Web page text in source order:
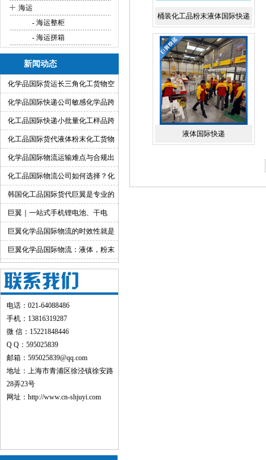
+ 海运
- 海运整柜
- 海运拼箱
新闻动态
化学品国际货运长三角化工货物空
运快递出口方案
化学品国际快递公司敏感化学品跨
境快递代理
化工品国际快递小批量化工样品跨
境运输渠道
化工品国际货代液体粉末化工货物
出口运输服务
化学品国际物流运输难点与合规出
货渠道详解
化工品国际物流公司如何选择？化
工货物跨境物流解决方案
韩国化工品国际货代巨翼是专业的
巨翼｜一站式手机锂电池、干电
池、纯电池国际快递出口
巨翼化学品国际物流的时效性就是
快！巨翼化学品国际物流：液体，粉末
均可邮寄
电话：021-64088486
手机：13816319287
微 信：15221848446
Q Q：595025839
邮箱：595025839@qq.com
地址：上海市青浦区徐泾镇徐安路
28弄23号
网址： http://www.cn-shjuyi.com
桶装化工品粉末液体国际快递
出口
液体国际快递